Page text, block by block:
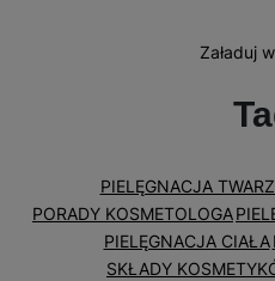
Załaduj
PIELĘGNACJA
PORADY KOSMETOLOGA
PIELĘGNACJA CIAŁA
SKŁADY